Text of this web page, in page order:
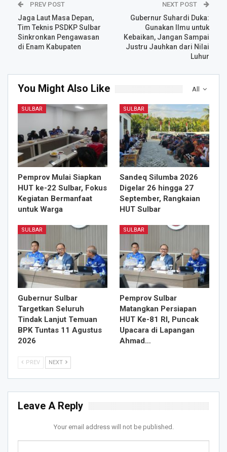
PREV POST
Jaga Laut Masa Depan,
Tim Teknis PSDKP Sulbar
Sinkronkan Pengawasan
di Enam Kabupaten
NEXT POST
Gubernur Suhardi Duka:
Gunakan Ilmu untuk
Kebaikan, Jangan Sampai
Justru Jauhkan dari Nilai
Luhur
All
You Might Also Like
SULBAR
Pemprov Mulai Siapkan
HUT ke-22 Sulbar, Fokus
Kegiatan Bermanfaat
untuk Warga
SULBAR
Sandeq Silumba 2026
Digelar 26 hingga 27
September, Rangkaian
HUT Sulbar
SULBAR
Gubernur Sulbar
Targetkan Seluruh
Tindak Lanjut Temuan
BPK Tuntas 11 Agustus
2026
SULBAR
Pemprov Sulbar
Matangkan Persiapan
HUT Ke-81 RI, Puncak
Upacara di Lapangan
Ahmad…
PREV NEXT
Leave A Reply
Your email address will not be published.